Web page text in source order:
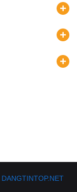
DANGTINTOP.NET